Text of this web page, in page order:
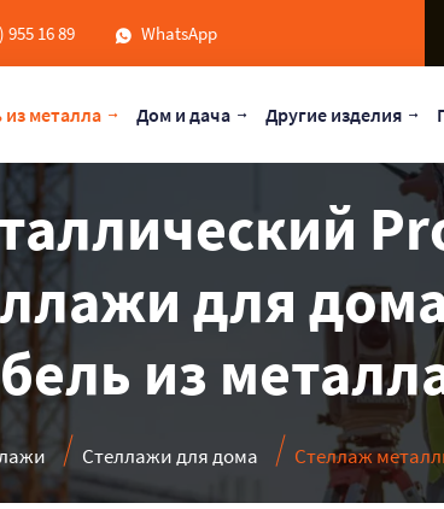
955 16 89 WhatsApp
металла Дом и дача Другие изделия
для
из
Стеллажи для дома Стеллаж